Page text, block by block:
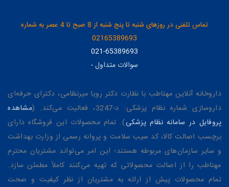
تماس تلفنی در روزهای شنبه تا پنج شنبه از 8 صبح تا 4 عصر به شماره
02165389693
021-65389693
سوالات متداول-
داروخانه آنلاین مهتاطب با نظارت دکتر رویا میرنظامی، دکترای حرفه‌ای
داروسازی شماره نظام پزشکی: د-3247، فعالیت می‌کند. (
مشاهده
پروفایل در سامانه نظام پزشکی). تمام محصولات این فروشگاه دارای
برچسب اصالت کالا، کد سیب سلامت و پروانه رسمی از وزارت بهداشت
و سایر سازمان‌های مربوطه هستند؛ این امر می‌تواند مشتریان محترم
مهتاطب را از اصالت محصولاتی که تهیه می‌کنند کاملاً مطمئن سازد.
تمام محصولات پیش از ارائه به مشتریان از نظر کیفیت و صحت